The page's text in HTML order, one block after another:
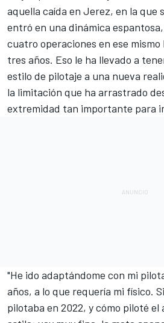
aquella caída en Jerez, en la que
entró en una dinámica
cuatro operaciones en ese mismo
tres años. Eso le ha llevado a
estilo de pilotaje a una nueva
la limitación que ha arrastrado
extremidad tan importante para
"He ido adaptándome con mi
años, a lo que requería mi físico.
pilotaba en 2022, y cómo piloté el